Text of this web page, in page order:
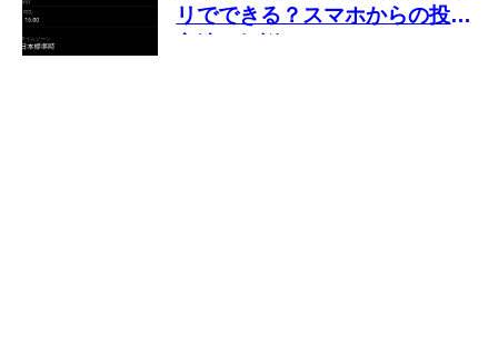
リでできる？スマホからの投稿